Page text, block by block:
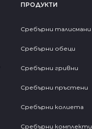
ПРОДУКТИ
Сребърни талисмани
Сребърни обеци
Сребърни гривни
Сребърни пръстени
Сребърни колиета
Сребърни комплекти